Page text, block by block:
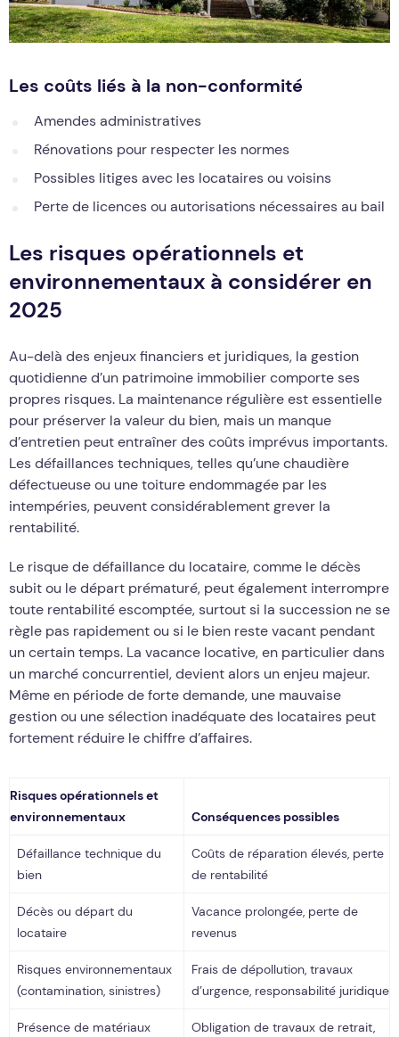
Les coûts liés à la non-conformité
Amendes administratives
Rénovations pour respecter les normes
Possibles litiges avec les locataires ou voisins
Perte de licences ou autorisations nécessaires au bail
Les risques opérationnels et
environnementaux à considérer en
2025
Au-delà des enjeux financiers et juridiques, la gestion
quotidienne d’un patrimoine immobilier comporte ses
propres risques. La maintenance régulière est essentielle
pour préserver la valeur du bien, mais un manque
d’entretien peut entraîner des coûts imprévus importants.
Les défaillances techniques, telles qu’une chaudière
défectueuse ou une toiture endommagée par les
intempéries, peuvent considérablement grever la
rentabilité.
Le risque de défaillance du locataire, comme le décès
subit ou le départ prématuré, peut également interrompre
toute rentabilité escomptée, surtout si la succession ne se
règle pas rapidement ou si le bien reste vacant pendant
un certain temps. La vacance locative, en particulier dans
un marché concurrentiel, devient alors un enjeu majeur.
Même en période de forte demande, une mauvaise
gestion ou une sélection inadéquate des locataires peut
fortement réduire le chiffre d’affaires.
Risques opérationnels et
environnementaux
Conséquences possibles
Défaillance technique du
bien
Coûts de réparation élevés, perte
de rentabilité
Décès ou départ du
locataire
Vacance prolongée, perte de
revenus
Risques environnementaux
(contamination, sinistres)
Frais de dépollution, travaux
d’urgence, responsabilité juridique
Présence de matériaux
Obligation de travaux de retrait,